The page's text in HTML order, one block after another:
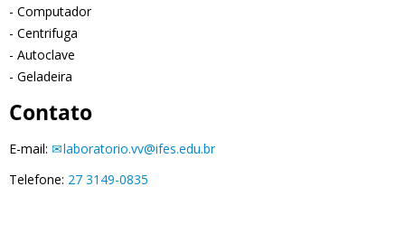
- Computador
- Centrifuga
- Autoclave
- Geladeira
Contato
E-mail:
laboratorio.vv@ifes.edu.br
Telefone: 27 3149-0835